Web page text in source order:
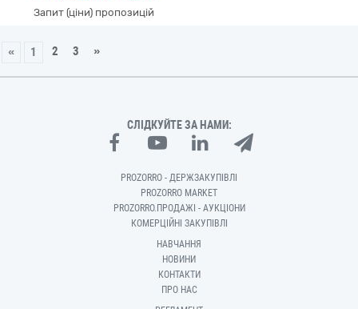
Запит (ціни) пропозицій
« 1 2 3 »
СЛІДКУЙТЕ ЗА НАМИ:
PROZORRO - ДЕРЖЗАКУПІВЛІ
PROZORRO MARKET
PROZORRO.ПРОДАЖІ - АУКЦІОНИ
КОМЕРЦІЙНІ ЗАКУПІВЛІ
НАВЧАННЯ
НОВИНИ
КОНТАКТИ
ПРО НАС